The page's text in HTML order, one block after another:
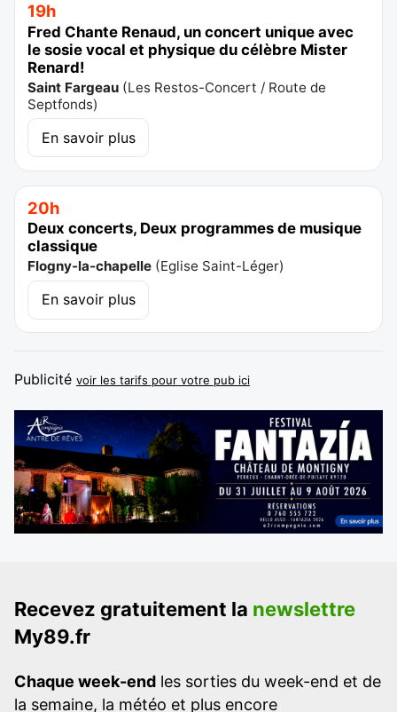
19h
Fred Chante Renaud, un concert unique avec
le sosie vocal et physique du célèbre Mister
Renard!
Saint Fargeau (Les Restos-Concert / Route de
Septfonds)
En savoir plus
20h
Deux concerts, Deux programmes de musique
classique
Flogny-la-chapelle (Eglise Saint-Léger)
En savoir plus
Publicité voir les tarifs pour votre pub ici
Recevez gratuitement la newslettre
My89.fr
Chaque week-end les sorties du week-end et de
la semaine, la météo et plus encore